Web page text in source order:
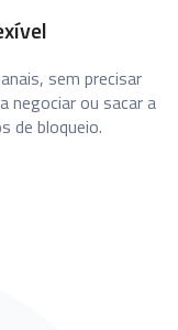
sem precisar
negociar ou sacar a
de bloqueio.